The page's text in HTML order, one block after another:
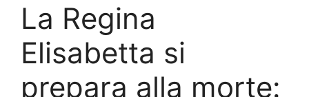
La Regina
Elisabetta si
prepara alla morte: